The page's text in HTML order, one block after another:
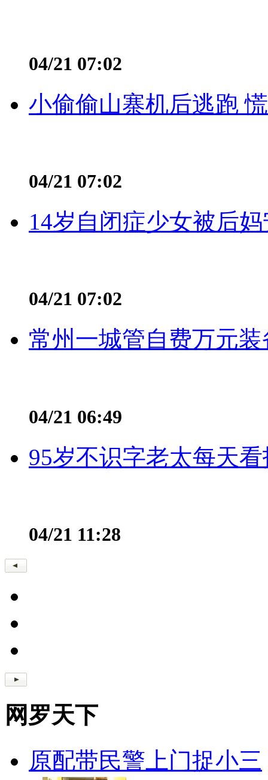
04/21 07:02
小偷偷山寨机后逃跑
04/21 07:02
14岁自闭症少女被后
04/21 07:02
常州一城管自费万元
04/21 06:49
95岁不识字老太每天
04/21 11:28
网罗天下
原配带民警上门捉小三